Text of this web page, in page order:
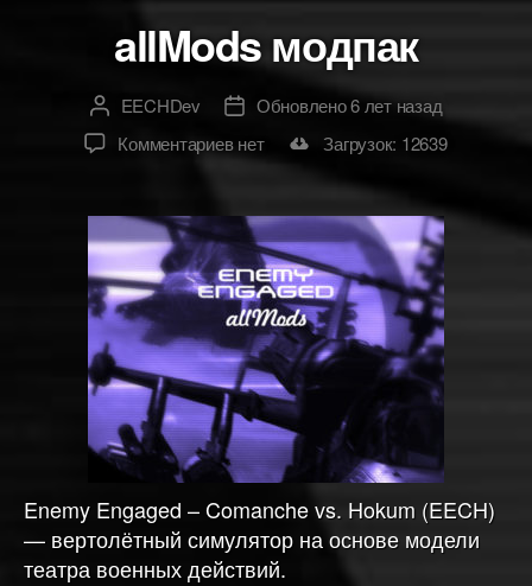
allMods модпак
АвторEECHDev ДатаОбновлено 6 лет назад
Комментариевк
модпак
нет Загрузок: 12639
Enemy Engaged – Comanche vs. Hokum (EECH)
— вертолётный симулятор на основе модели
театра военных действий.